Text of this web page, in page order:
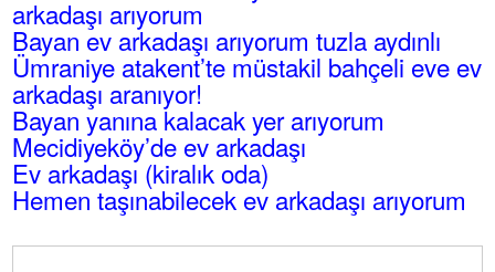
arkadaşı arıyorum
Bayan ev arkadaşı arıyorum tuzla aydınlı
Ümraniye atakent’te müstakil bahçeli eve ev
arkadaşı aranıyor!
Bayan yanına kalacak yer arıyorum
Mecidiyeköy’de ev arkadaşı
Ev arkadaşı (kiralık oda)
Hemen taşınabilecek ev arkadaşı arıyorum